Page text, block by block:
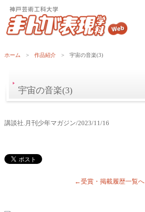
ホーム > 作品紹介> 宇宙の音楽(3)
宇宙の音楽(3)
講談社.月刊少年マガジン/2023/11/16
←受賞・掲載履歴一覧へ